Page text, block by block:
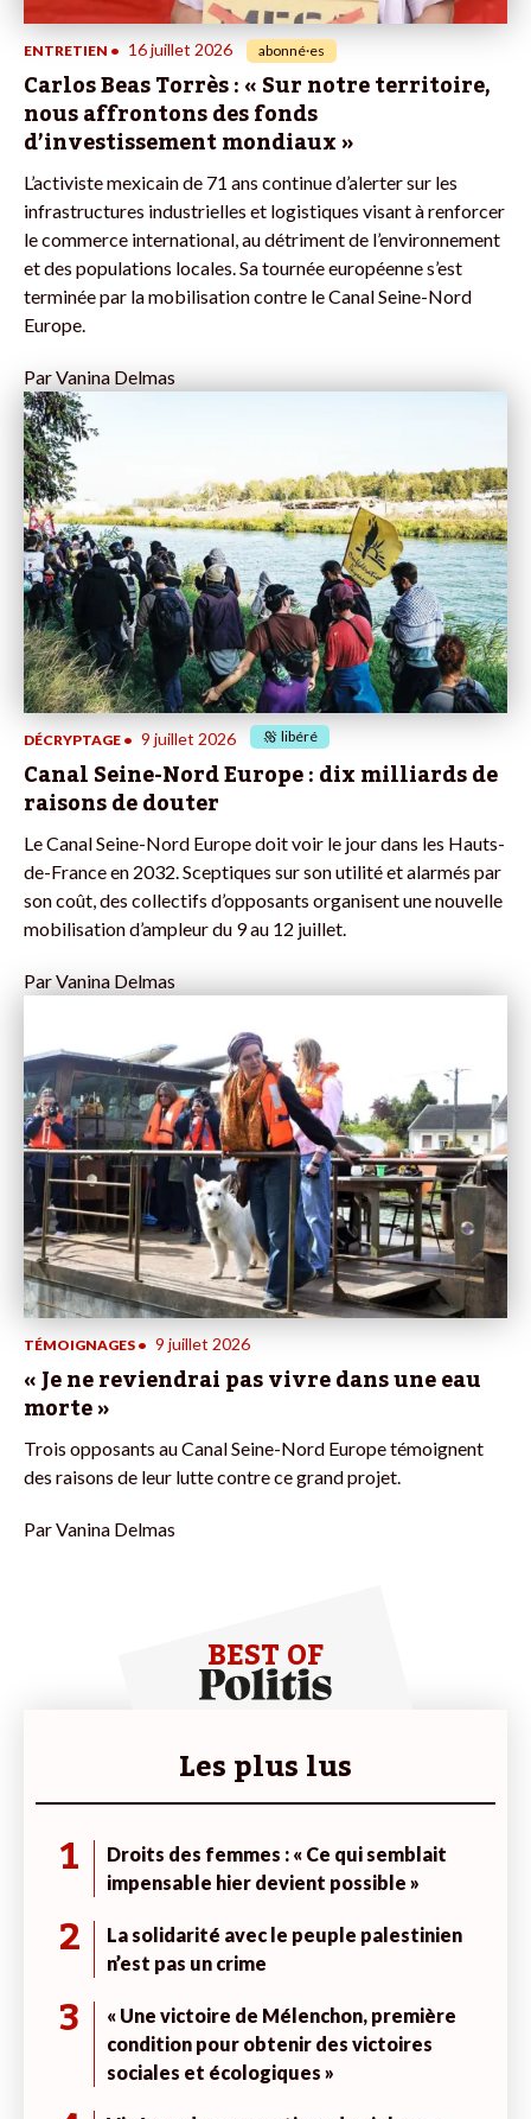
ENTRETIEN • 16 juillet 2026 abonné·es
Carlos Beas Torrès : « Sur notre territoire,
nous affrontons des fonds
d’investissement mondiaux »
L’activiste mexicain de 71 ans continue d’alerter sur les
infrastructures industrielles et logistiques visant à renforcer
le commerce international, au détriment de l’environnement
et des populations locales. Sa tournée européenne s’est
terminée par la mobilisation contre le Canal Seine-Nord
Europe.
ParVanina Delmas
DÉCRYPTAGE • 9 juillet 2026 libéré
Canal Seine-Nord Europe : dix milliards de
raisons de douter
Le Canal Seine-Nord Europe doit voir le jour dans les Hauts-
de-France en 2032. Sceptiques sur son utilité et alarmés par
son coût, des collectifs d’opposants organisent une nouvelle
mobilisation d’ampleur du 9 au 12 juillet.
ParVanina Delmas
TÉMOIGNAGES • 9 juillet 2026
« Je ne reviendrai pas vivre dans une eau
morte »
Trois opposants au Canal Seine-Nord Europe témoignent
des raisons de leur lutte contre ce grand projet.
ParVanina Delmas
BEST OF
Les plus lus
1
Droits des femmes : « Ce qui semblait
impensable hier devient possible »
2
La solidarité avec le peuple palestinien
n’est pas un crime
3
« Une victoire de Mélenchon, première
condition pour obtenir des victoires
sociales et écologiques »